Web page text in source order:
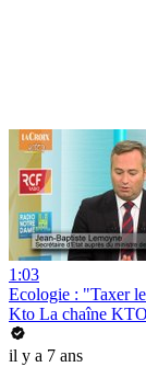
1:03
Ecologie : "Taxer
Kto La chaîne
il y a 7 ans